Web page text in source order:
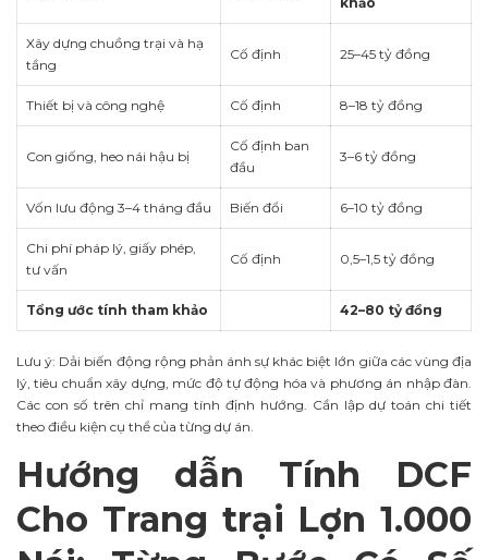
Xây dựng chuồng trại và hạ
tầng
Cố định 25–45 tỷ đồng
Thiết bị và công nghệ Cố định 8–18 tỷ đồng
Con giống, heo nái hậu bị
Cố định ban
đầu
3–6 tỷ đồng
Vốn lưu động 3–4 tháng đầu Biến đổi 6–10 tỷ đồng
Chi phí pháp lý, giấy phép,
tư vấn
Cố định 0,5–1,5 tỷ đồng
Tổng ước tính tham khảo 42–80 tỷ đồng
Lưu ý: Dải biến động rộng phản ánh sự khác biệt lớn giữa các vùng địa
lý, tiêu chuẩn xây dựng, mức độ tự động hóa và phương án nhập đàn.
Các con số trên chỉ mang tính định hướng. Cần lập dự toán chi tiết
theo điều kiện cụ thể của từng dự án.
Hướng dẫn Tính DCF
Cho Trang trại Lợn 1.000